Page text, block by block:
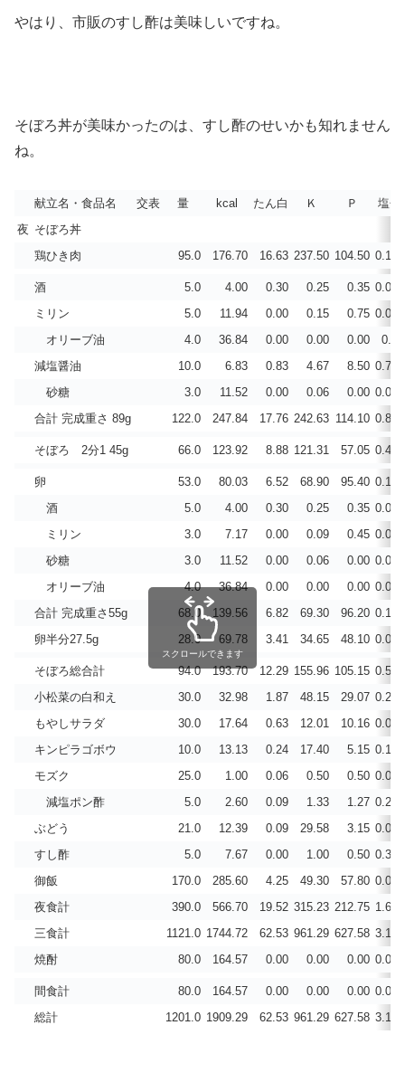
やはり、市販のすし酢は美味しいですね。
そぼろ丼が美味かったのは、すし酢のせいかも知れません
ね。
献立名・食品名 交表 量 kcal たん白 Ｋ Ｐ
塩分
夜 そぼろ丼
鶏ひき肉
95.0 176.70 16.63 237.50 104.50 0.130
酒 5.0 4.00 0.30 0.25 0.35 0.000
ミリン
5.0 11.94 0.00 0.15 0.75 0.006
オリーブ油
4.0 36.84 0.00 0.00 0.00
0.00
減塩醤油
10.0 6.83 0.83 4.67 8.50 0.700
砂糖
3.0 11.52 0.00 0.06 0.00 0.000
合計 完成重さ 89g
122.0 247.84 17.76 242.63 114.10 0.836
そぼろ 2分1 45g 66.0 123.92 8.88 121.31 57.05 0.418
卵 53.0 80.03 6.52 68.90 95.40 0.186
酒
5.0 4.00 0.30 0.25 0.35 0.000
ミリン
3.0 7.17 0.00 0.09 0.45 0.004
砂糖
3.0 11.52 0.00 0.06 0.00 0.000
オリーブ油
4.0 36.84 0.00 0.00 0.00 0.000
合計 完成重さ55g
68.0 139.56 6.82 69.30 96.20 0.189
卵半分27.5g
28.0 69.78 3.41 34.65 48.10 0.095
そぼろ総合計 94.0 193.70 12.29 155.96 105.15 0.513
小松菜の白和え
30.0 32.98 1.87 48.15 29.07 0.268
もやしサラダ
30.0 17.64 0.63 12.01 10.16 0.093
キンピラゴボウ
10.0 13.13 0.24 17.40 5.15 0.138
モズク
25.0 1.00 0.06 0.50 0.50 0.057
減塩ポン酢
5.0 2.60 0.09 1.33 1.27 0.210
ぶどう
21.0 12.39 0.09 29.58 3.15 0.001
すし酢
5.0 7.67 0.00 1.00 0.50 0.333
御飯
170.0 285.60 4.25 49.30 57.80 0.004
夜食計
390.0 566.70 19.52 315.23 212.75 1.616
三食計
1121.0 1744.72 62.53 961.29 627.58 3.189
焼酎
80.0 164.57 0.00 0.00 0.00 0.003
間食計 80.0 164.57 0.00 0.00 0.00 0.003
総計
1201.0 1909.29 62.53 961.29 627.58 3.192
スクロールできます